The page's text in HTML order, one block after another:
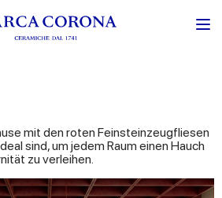
mit den roten Feinsteinzeugfliesen
sind, um jedem Raum einen Hauch
zu verleihen.